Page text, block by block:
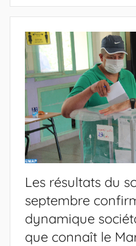
Les résultats du
septembre
dynamique
que connaît le